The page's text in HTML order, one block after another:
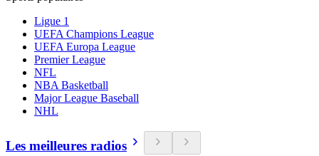
Ligue 1
UEFA Champions League
UEFA Europa League
Premier League
NFL
NBA Basketball
Major League Baseball
NHL
Les meilleures radios